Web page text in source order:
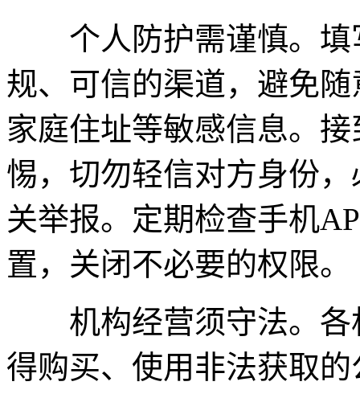
个人防护需谨慎。填
规、可信的渠道，避免
家庭住址等敏感信息。
惕，切勿轻信对方身份
关举报。定期检查手机
置，关闭不必要的权限。
机构经营须守法。各
得购买、使用非法获取